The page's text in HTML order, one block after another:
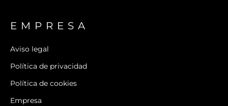
EMPRESA
Aviso legal
Política de privacidad
Política de cookies
Empresa